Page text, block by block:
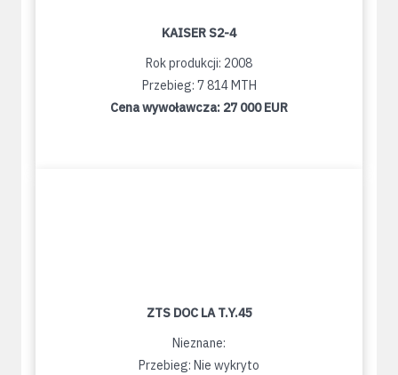
KAISER S2-4
Rok produkcji: 2008
Przebieg: 7 814 MTH
Cena wywoławcza: 27 000 EUR
ZTS DOC LA T.Y.45
Nieznane:
Przebieg: Nie wykryto